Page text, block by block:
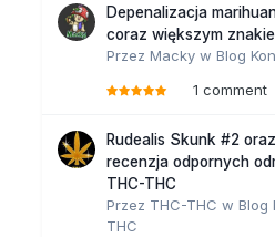
Depenalizacja
coraz większym
Przez Macky w Blog
1 comment
Rudealis Skunk #2
recenzja odpornych
THC-THC
Przez THC-THC w Blog
THC